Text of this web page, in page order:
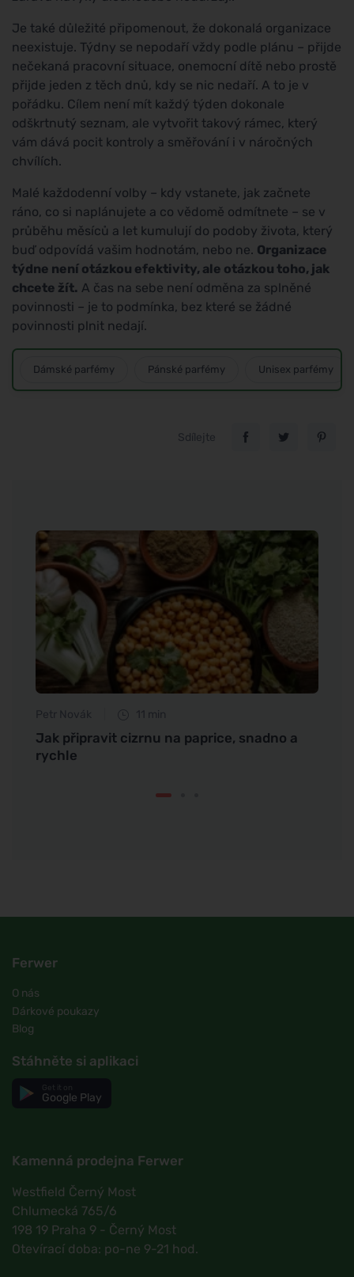
Je také důležité připomenout, že dokonalá organizace
neexistuje. Týdny se nepodaří vždy podle plánu – přijde
nečekaná pracovní situace, onemocní dítě nebo prostě
přijde jeden z těch dnů, kdy se nic nedaří. A to je v
pořádku. Cílem není mít každý týden dokonale
odškrtnutý seznam, ale vytvořit takový rámec, který
vám dává pocit kontroly a směřování i v náročných
chvílích.
Malé každodenní volby – kdy vstanete, jak začnete
ráno, co si naplánujete a co vědomě odmítnete – se v
průběhu měsíců a let kumulují do podoby života, který
buď odpovídá vašim hodnotám, nebo ne. Organizace
týdne není otázkou efektivity, ale otázkou toho, jak
chcete žít. A čas na sebe není odměna za splněné
povinnosti – je to podmínka, bez které se žádné
povinnosti plnit nedají.
Dámské parfémy Pánské parfémy Unisex parfémy
Sdílejte
Petr Novák 11 min
Jak připravit cizrnu na paprice, snadno a
rychle
Ferwer
O nás
Dárkové poukazy
Blog
Stáhněte si aplikaci
Google Play
Kamenná prodejna Ferwer
Westfield Černý Most
Chlumecká 765/6
198 19 Praha 9 - Černý Most
Otevírací doba: po-ne 9-21 hod.